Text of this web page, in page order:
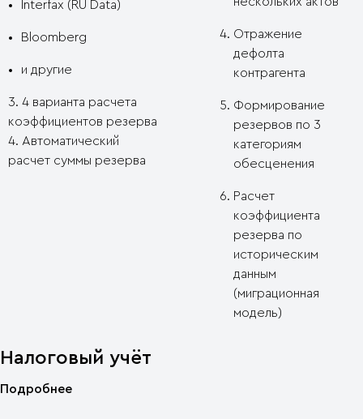
Interfax (RU Data)
Bloomberg
и другие
3. 4 варианта расчета
коэффициентов резерва
4. Автоматический
расчет суммы резерва
Отражение
дефолта
контрагента
Формирование
резервов по 3
категориям
обесценения
Расчет
коэффициента
резерва по
историческим
данным
(миграционная
модель)
Налоговый учёт
Подробнее